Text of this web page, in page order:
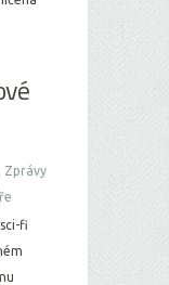
Zprávy
fi